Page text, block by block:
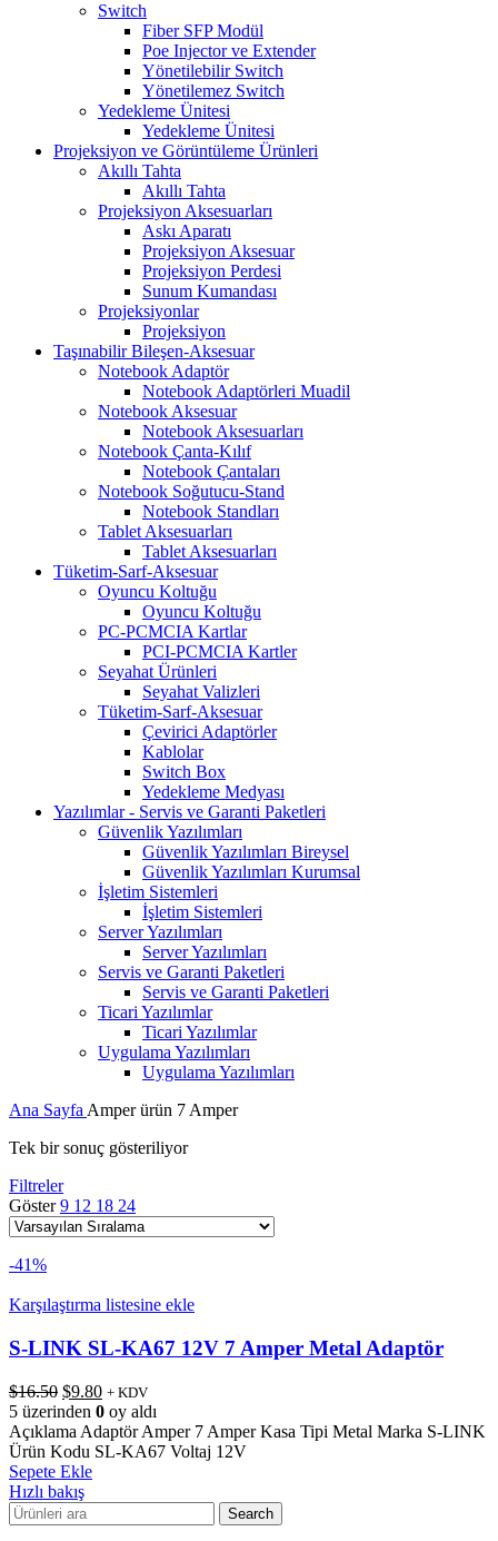
Switch
Fiber SFP Modül
Poe Injector ve Extender
Yönetilebilir Switch
Yönetilemez Switch
Yedekleme Ünitesi
Yedekleme Ünitesi
Projeksiyon ve Görüntüleme Ürünleri
Akıllı Tahta
Akıllı Tahta
Projeksiyon Aksesuarları
Askı Aparatı
Projeksiyon Aksesuar
Projeksiyon Perdesi
Sunum Kumandası
Projeksiyonlar
Projeksiyon
Taşınabilir Bileşen-Aksesuar
Notebook Adaptör
Notebook Adaptörleri Muadil
Notebook Aksesuar
Notebook Aksesuarları
Notebook Çanta-Kılıf
Notebook Çantaları
Notebook Soğutucu-Stand
Notebook Standları
Tablet Aksesuarları
Tablet Aksesuarları
Tüketim-Sarf-Aksesuar
Oyuncu Koltuğu
Oyuncu Koltuğu
PC-PCMCIA Kartlar
PCI-PCMCIA Kartler
Seyahat Ürünleri
Seyahat Valizleri
Tüketim-Sarf-Aksesuar
Çevirici Adaptörler
Kablolar
Switch Box
Yedekleme Medyası
Yazılımlar - Servis ve Garanti Paketleri
Güvenlik Yazılımları
Güvenlik Yazılımları Bireysel
Güvenlik Yazılımları Kurumsal
İşletim Sistemleri
İşletim Sistemleri
Server Yazılımları
Server Yazılımları
Servis ve Garanti Paketleri
Servis ve Garanti Paketleri
Ticari Yazılımlar
Ticari Yazılımlar
Uygulama Yazılımları
Uygulama Yazılımları
Ana Sayfa Amper ürün 7 Amper
Tek bir sonuç gösteriliyor
Filtreler
Göster9 12 18 24
-41%
Karşılaştırma listesine ekle
S-LINK SL-KA67 12V 7 Amper Metal Adaptör
$16.50 Orijinal
fiyat:
$16.50.
$9.80Şu
andaki
fiyat:
$9.80.
+ KDV
5 üzerinden 0 oy aldı
Açıklama Adaptör Amper 7 Amper Kasa Tipi Metal Marka S-LINK
Ürün Kodu SL-KA67 Voltaj 12V
Sepete Ekle
Hızlı bakış
Search